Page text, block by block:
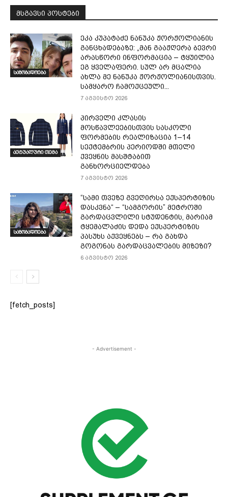
მსგავსი პოსტები
საზოგადოება
ეკა კუპატაძე ნანუკა ჟორჟოლიანის
განცხადებაზე: „მან გააჟღერა ბევრი
არასწორი ინფორმაცია – ტყუილია
ეგ ყველაფერი. სულ არ მცალია
ახლა მე ნანუკა ჟორჟოლიანისთვის.
სამყარო ჩამოქცეული...
7 აგვისტო 2026
აქტუალური თემა
პირველი კლასის
მოსწავლეებისთვის სასკოლი
ფორმების რეალიზაცია 1–14
სექტემბრის პერიოდში მთელი
ქვეყნის მასშტაბით
განხორციელდება
7 აგვისტო 2026
საზოგადოება
“სამი თვე­ზე გვე­ღირ­სა ექ­სპერ­ტი­ზის
დას­კვნა“ – “სამგორის” მეტროში
გარდაცვლილი სტუდენტის, მარიამ
ტყემალაძის დედა ექსპერტიზის
პასუხს აქვეყნებს – რა გახდა
გოგონას გარდაცვალების მიზეზი?
6 აგვისტო 2026
[fetch_posts]
- Advertisement -